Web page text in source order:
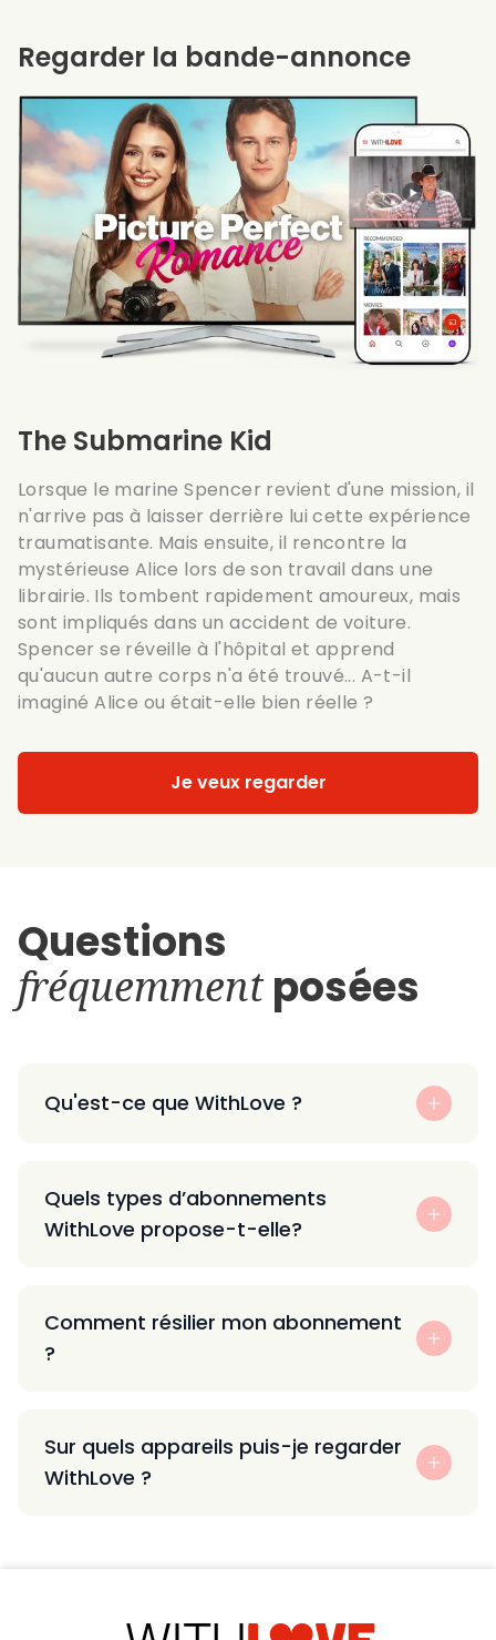
The Submarine Kid
Lorsque le marine Spencer revient d'une mission, il
n'arrive pas à laisser derrière lui cette expérience
traumatisante. Mais ensuite, il rencontre la
mystérieuse Alice lors de son travail dans une
librairie. Ils tombent rapidement amoureux, mais
sont impliqués dans un accident de voiture.
Spencer se réveille à l'hôpital et apprend
qu'aucun autre corps n'a été trouvé... A-t-il
imaginé Alice ou était-elle bien réelle ?
Je veux regarder
Regarder la bande-annonce
Questions
fréquemmentposées
Qu'est-ce que WithLove ?
Quels types d’abonnements
WithLove propose-t-elle?
Comment résilier mon abonnement
?
Sur quels appareils puis-je regarder
WithLove ?